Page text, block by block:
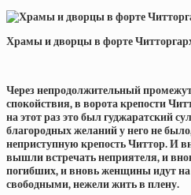
Храмы и дворцы в форте
Через непродолжительный
спокойствия, в ворота крепости
на этот раз это был гуджаратский
благородных желаний у него не
неприступную крепость Читтор. И
вышли встречать неприятеля, и
погибших, и вновь женщины идут на
свободными, нежели жить в плену.